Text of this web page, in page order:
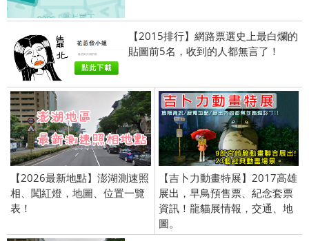
【2015排行】網路票選史上最白爛的
貼圖前5名，收到的人都無言了！
【2026最新地點】澎湖測速照
相、闖紅燈，地圖、位置一覽
表！
【吉卜力動畫特展】2017高雄
展出，早鳥預售票、紀念套票
資訊！龍貓展情報，交通、地
圖。